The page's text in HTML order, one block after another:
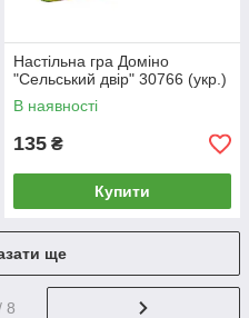
Настільна гра Доміно
"Сельський двір" 30766 (укр.)
В наявності
135 ₴
Купити
ще
8